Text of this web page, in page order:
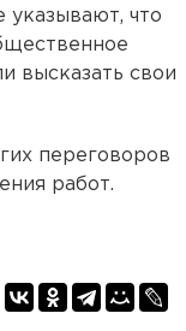
что
высказать свои
переговоров
работ.